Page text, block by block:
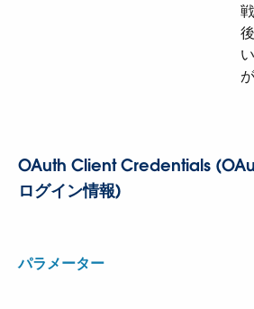
OAuth Client Credentials
ログイン情報)
パラメーター